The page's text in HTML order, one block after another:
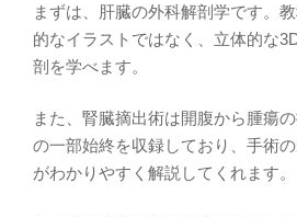
まずは、肝臓の外科解剖学です。
的なイラストではなく、立体的な
剖を学べます。
また、腎臓摘出術は開腹から腫瘍
の一部始終を収録しており、手術
がわかりやすく解説してくれます。